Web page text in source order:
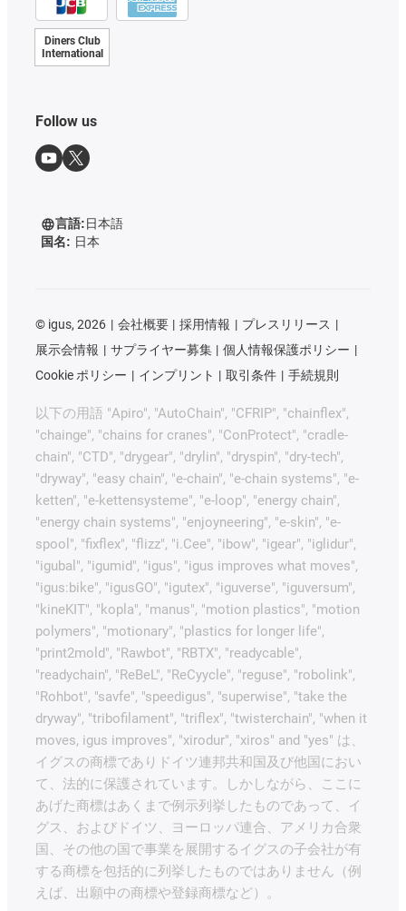
Diners Club
International
Follow us
言語:日本語
国名: 日本
© igus, 2026 会社概要 採用情報
プレスリリース
展示会情報
サプライヤー募集
個人情報保護ポリシー
Cookie ポリシー
インプリント 取引条件 手続規則
以下の用語 "Apiro", "AutoChain", "CFRIP", "chainflex",
"chainge", "chains for cranes", "ConProtect", "cradle-
chain", "CTD", "drygear", "drylin", "dryspin", "dry-tech",
"dryway", "easy chain", "e-chain", "e-chain systems", "e-
ketten", "e-kettensysteme", "e-loop", "energy chain",
"energy chain systems", "enjoyneering", "e-skin", "e-
spool", "fixflex", "flizz", "i.Cee", "ibow", "igear", "iglidur",
"igubal", "igumid", "igus", "igus improves what moves",
"igus:bike", "igusGO", "igutex", "iguverse", "iguversum",
"kineKIT", "kopla", "manus", "motion plastics", "motion
polymers", "motionary", "plastics for longer life",
"print2mold", "Rawbot", "RBTX", "readycable",
"readychain", "ReBeL", "ReCyycle", "reguse", "robolink",
"Rohbot", "savfe", "speedigus", "superwise", "take the
dryway", "tribofilament", "triflex", "twisterchain", "when it
moves, igus improves", "xirodur", "xiros" and "yes" は、
イグスの商標でありドイツ連邦共和国及び他国におい
て、法的に保護されています。しかしながら、ここに
あげた商標はあくまで例示列挙したものであって、イ
グス、およびドイツ、ヨーロッパ連合、アメリカ合衆
国、その他の国で事業を展開するイグスの子会社が有
する商標を包括的に列挙したものではありません（例
えば、出願中の商標や登録商標など）。